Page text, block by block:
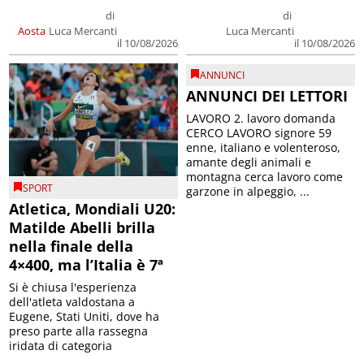
Aosta
di
Luca Mercanti
il 10/08/2026
di
Luca Mercanti
il 10/08/2026
SPORT
Atletica, Mondiali U20:
Matilde Abelli brilla
nella finale della
4×400, ma l’Italia è 7ª
Si è chiusa l'esperienza
dell'atleta valdostana a
Eugene, Stati Uniti, dove ha
preso parte alla rassegna
iridata di categoria
ANNUNCI
ANNUNCI DEI LETTORI
LAVORO 2. lavoro domanda
CERCO LAVORO signore 59
enne, italiano e volenteroso,
amante degli animali e
montagna cerca lavoro come
garzone in alpeggio, ...